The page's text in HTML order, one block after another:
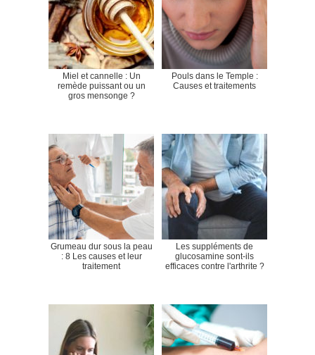
Miel et cannelle : Un
remède puissant ou un
gros mensonge ?
Pouls dans le Temple :
Causes et traitements
Grumeau dur sous la peau
: 8 Les causes et leur
traitement
Les suppléments de
glucosamine sont-ils
efficaces contre l'arthrite ?